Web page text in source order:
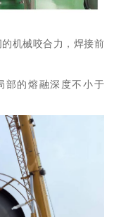
机械咬合力，焊接前
部的熔融深度不小于